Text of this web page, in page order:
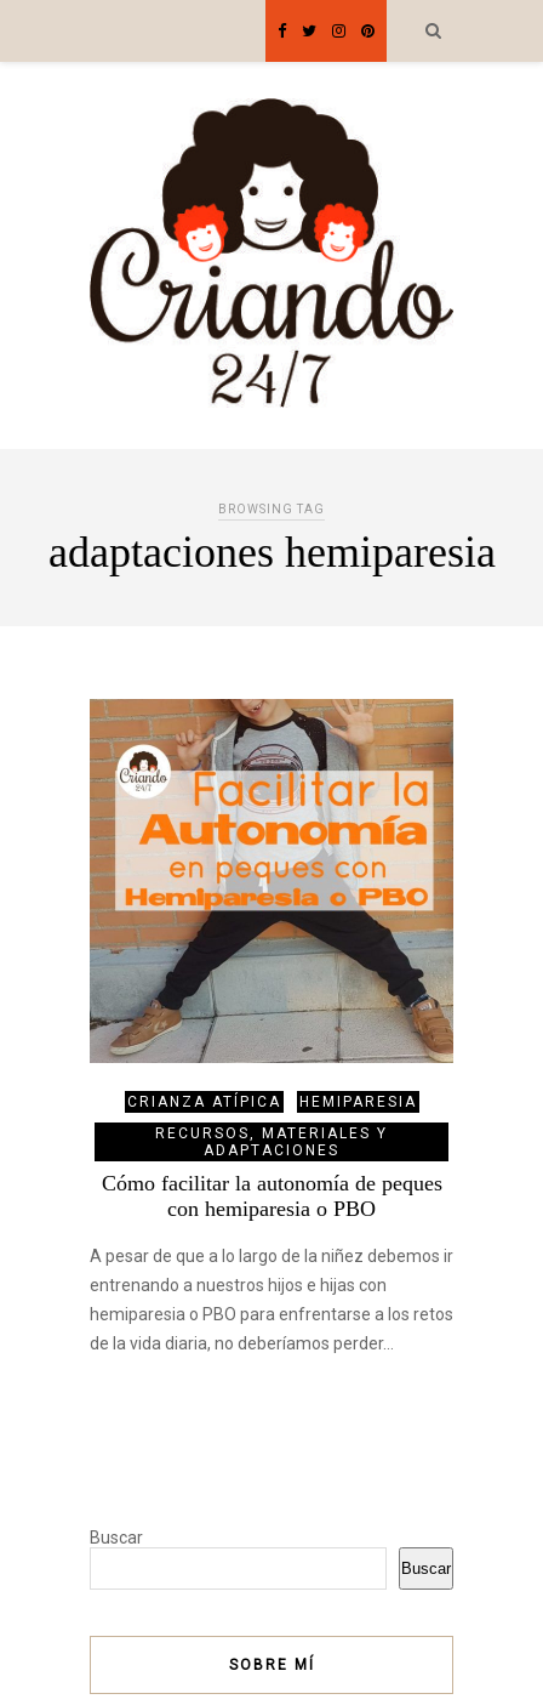
BROWSING TAG
adaptaciones hemiparesia
CRIANZA ATÍPICA
HEMIPARESIA
RECURSOS, MATERIALES Y
ADAPTACIONES
Cómo facilitar la autonomía de peques
con hemiparesia o PBO
A pesar de que a lo largo de la niñez debemos ir
entrenando a nuestros hijos e hijas con
hemiparesia o PBO para enfrentarse a los retos
de la vida diaria, no deberíamos perder…
Buscar
Buscar
SOBRE MÍ